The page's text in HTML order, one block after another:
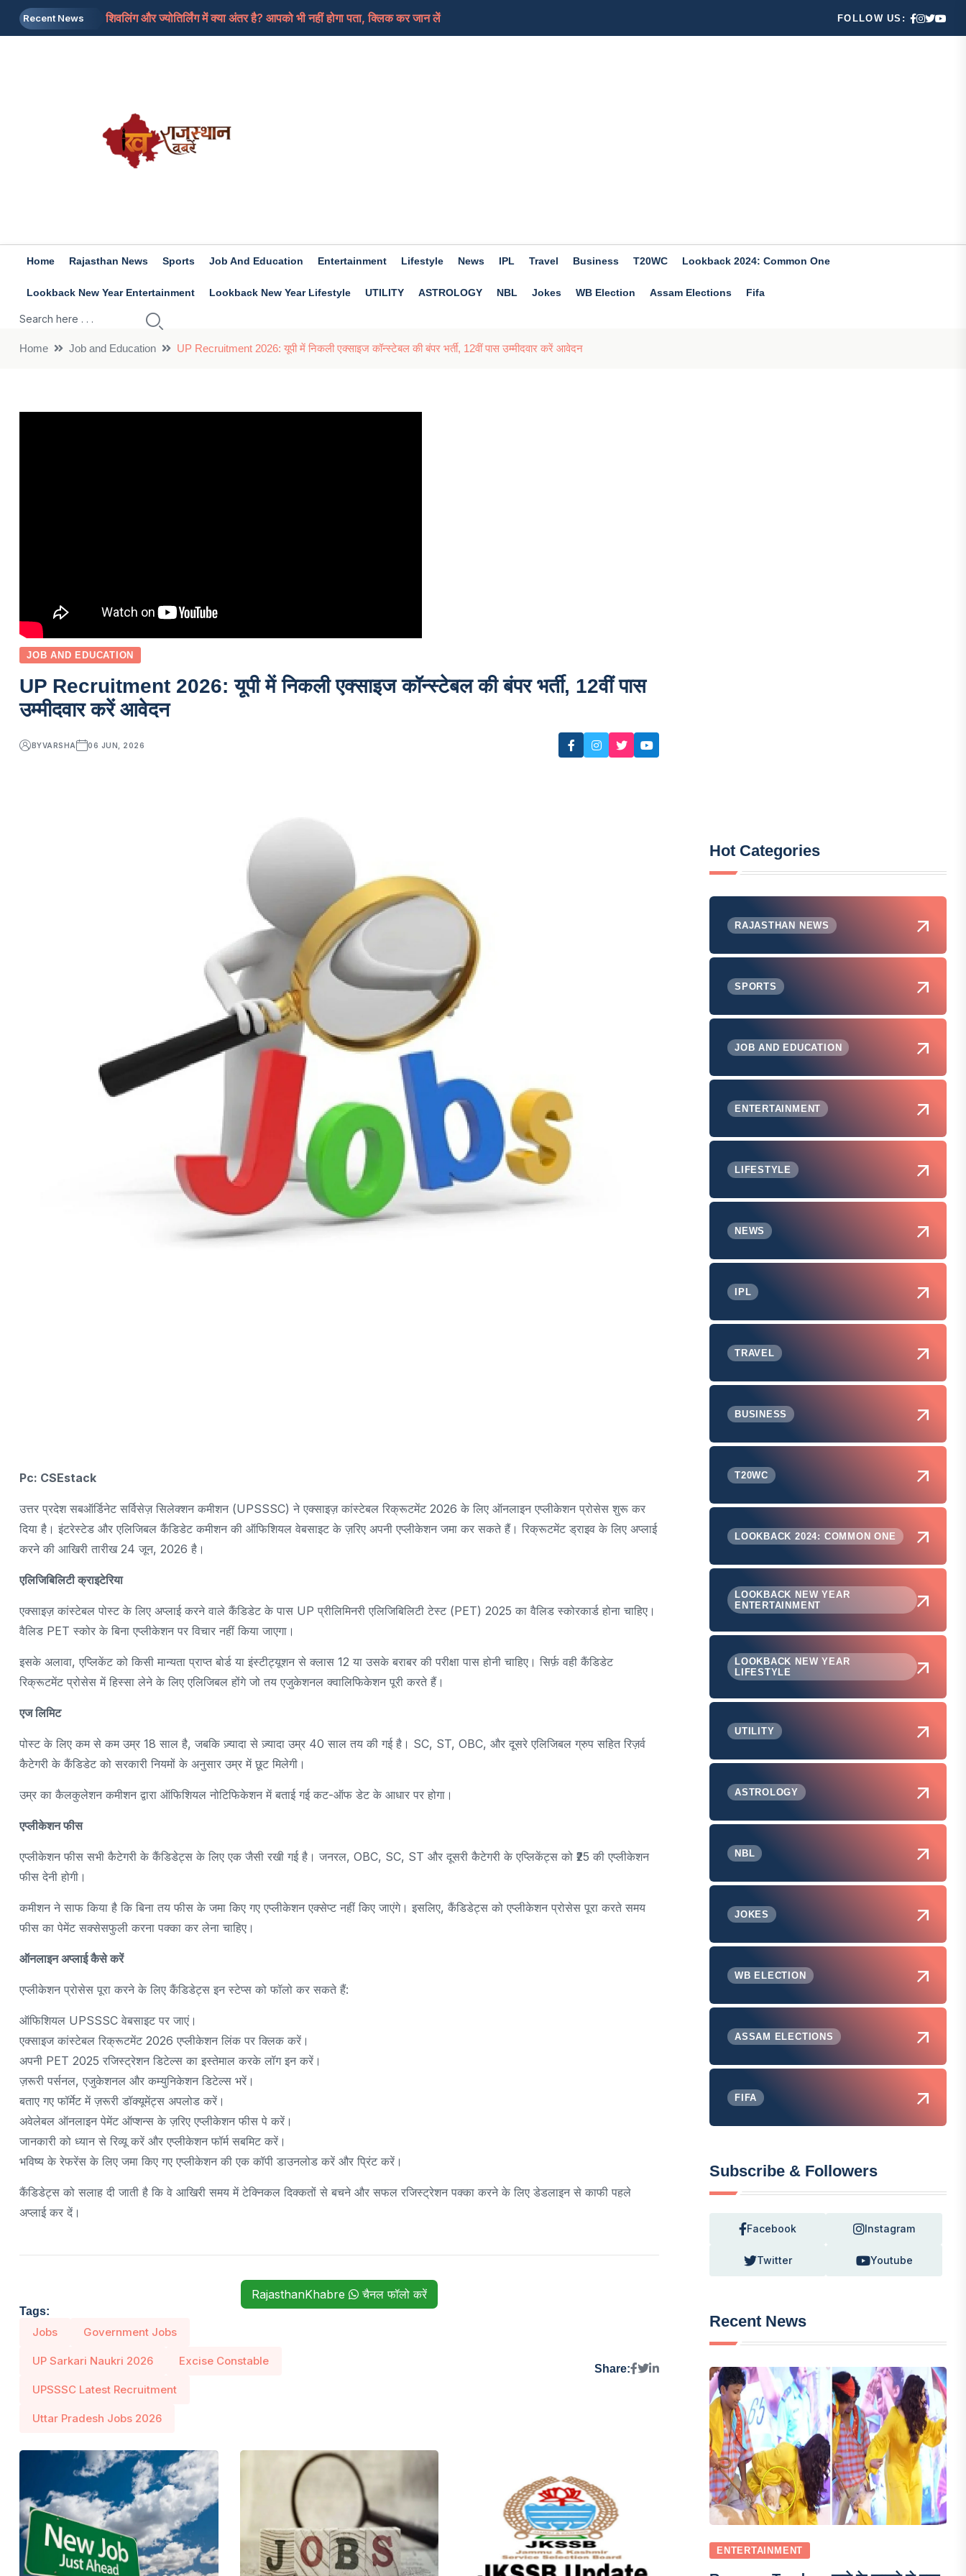
Recent News
शिवलिंग और ज्योतिर्लिंग में क्या अंतर है? आपको भी नहीं होगा पता, क्लिक कर जान लें
Raveena Tandon :कुत्ते के काटने से बाल-बाल बचीं रवीना टंडन, कैमरे के सामने एक्ट्रेस ने ऐसा किया रिएक...
FOLLOW US:
Home Rajasthan News Sports Job And Education Entertainment Lifestyle News IPL Travel Business T20WC Lookback 2024: Common One
Lookback New Year Entertainment Lookback New Year Lifestyle UTILITY ASTROLOGY NBL Jokes WB Election Assam Elections Fifa
Home Job and Education UP Recruitment 2026: यूपी में निकली एक्साइज कॉन्स्टेबल की बंपर भर्ती, 12वीं पास उम्मीदवार करें आवेदन
JOB AND EDUCATION
UP Recruitment 2026: यूपी में निकली एक्साइज कॉन्स्टेबल की बंपर भर्ती, 12वीं पास
उम्मीदवार करें आवेदन
BYVARSHA 06 JUN, 2026
Pc: CSEstack
उत्तर प्रदेश सबऑर्डिनेट सर्विसेज़ सिलेक्शन कमीशन (UPSSSC) ने एक्साइज़ कांस्टेबल रिक्रूटमेंट 2026 के लिए ऑनलाइन एप्लीकेशन प्रोसेस शुरू कर
दिया है। इंटरेस्टेड और एलिजिबल कैंडिडेट कमीशन की ऑफिशियल वेबसाइट के ज़रिए अपनी एप्लीकेशन जमा कर सकते हैं। रिक्रूटमेंट ड्राइव के लिए अप्लाई
करने की आखिरी तारीख 24 जून, 2026 है।
एलिजिबिलिटी क्राइटेरिया
एक्साइज़ कांस्टेबल पोस्ट के लिए अप्लाई करने वाले कैंडिडेट के पास UP प्रीलिमिनरी एलिजिबिलिटी टेस्ट (PET) 2025 का वैलिड स्कोरकार्ड होना चाहिए।
वैलिड PET स्कोर के बिना एप्लीकेशन पर विचार नहीं किया जाएगा।
इसके अलावा, एप्लिकेंट को किसी मान्यता प्राप्त बोर्ड या इंस्टीट्यूशन से क्लास 12 या उसके बराबर की परीक्षा पास होनी चाहिए। सिर्फ़ वही कैंडिडेट
रिक्रूटमेंट प्रोसेस में हिस्सा लेने के लिए एलिजिबल होंगे जो तय एजुकेशनल क्वालिफिकेशन पूरी करते हैं।
एज लिमिट
पोस्ट के लिए कम से कम उम्र 18 साल है, जबकि ज़्यादा से ज़्यादा उम्र 40 साल तय की गई है। SC, ST, OBC, और दूसरे एलिजिबल ग्रुप सहित रिज़र्व
कैटेगरी के कैंडिडेट को सरकारी नियमों के अनुसार उम्र में छूट मिलेगी।
उम्र का कैलकुलेशन कमीशन द्वारा ऑफिशियल नोटिफिकेशन में बताई गई कट-ऑफ डेट के आधार पर होगा।
एप्लीकेशन फीस
एप्लीकेशन फीस सभी कैटेगरी के कैंडिडेट्स के लिए एक जैसी रखी गई है। जनरल, OBC, SC, ST और दूसरी कैटेगरी के एप्लिकेंट्स को ₹25 की एप्लीकेशन
फीस देनी होगी।
कमीशन ने साफ किया है कि बिना तय फीस के जमा किए गए एप्लीकेशन एक्सेप्ट नहीं किए जाएंगे। इसलिए, कैंडिडेट्स को एप्लीकेशन प्रोसेस पूरा करते समय
फीस का पेमेंट सक्सेसफुली करना पक्का कर लेना चाहिए।
ऑनलाइन अप्लाई कैसे करें
एप्लीकेशन प्रोसेस पूरा करने के लिए कैंडिडेट्स इन स्टेप्स को फॉलो कर सकते हैं:
ऑफिशियल UPSSSC वेबसाइट पर जाएं।
एक्साइज कांस्टेबल रिक्रूटमेंट 2026 एप्लीकेशन लिंक पर क्लिक करें।
अपनी PET 2025 रजिस्ट्रेशन डिटेल्स का इस्तेमाल करके लॉग इन करें।
ज़रूरी पर्सनल, एजुकेशनल और कम्युनिकेशन डिटेल्स भरें।
बताए गए फॉर्मेट में ज़रूरी डॉक्यूमेंट्स अपलोड करें।
अवेलेबल ऑनलाइन पेमेंट ऑप्शन्स के ज़रिए एप्लीकेशन फीस पे करें।
जानकारी को ध्यान से रिव्यू करें और एप्लीकेशन फॉर्म सबमिट करें।
भविष्य के रेफरेंस के लिए जमा किए गए एप्लीकेशन की एक कॉपी डाउनलोड करें और प्रिंट करें।
कैंडिडेट्स को सलाह दी जाती है कि वे आखिरी समय में टेक्निकल दिक्कतों से बचने और सफल रजिस्ट्रेशन पक्का करने के लिए डेडलाइन से काफी पहले
अप्लाई कर दें।
RajasthanKhabre चैनल फॉलो करें
Tags:
Jobs Government Jobs
UP Sarkari Naukri 2026 Excise Constable
UPSSSC Latest Recruitment
Uttar Pradesh Jobs 2026
Share:
Hot Categories
RAJASTHAN NEWS
SPORTS
JOB AND EDUCATION
ENTERTAINMENT
LIFESTYLE
NEWS
IPL
TRAVEL
BUSINESS
T20WC
LOOKBACK 2024: COMMON ONE
LOOKBACK NEW YEAR
ENTERTAINMENT
LOOKBACK NEW YEAR
LIFESTYLE
UTILITY
ASTROLOGY
NBL
JOKES
WB ELECTION
ASSAM ELECTIONS
FIFA
Subscribe & Followers
Facebook Instagram
Twitter Youtube
Recent News
ENTERTAINMENT